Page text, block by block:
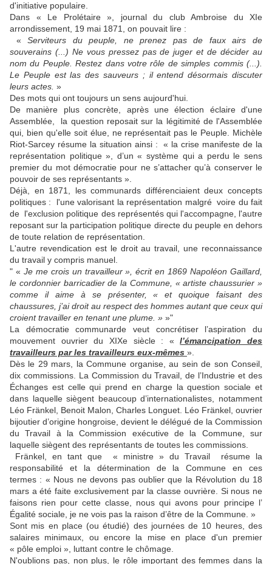
d'initiative populaire.
Dans « Le Prolétaire », journal du club Ambroise du XIe
arrondissement, 19 mai 1871, on pouvait lire :
«Serviteurs du peuple, ne prenez pas de faux airs de
souverains (...) Ne vous pressez pas de juger et de décider au
nom du Peuple. Restez dans votre rôle de simples commis (...).
Le Peuple est las des sauveurs ; il entend désormais discuter
leurs actes. »
Des mots qui ont toujours un sens aujourd'hui.
De manière plus concrète, après une élection éclaire d'une
Assemblée, la question reposait sur la légitimité de l'Assemblée
qui, bien qu'elle soit élue, ne représentait pas le Peuple. Michèle
Riot-Sarcey résume la situation ainsi : « la crise manifeste de la
représentation politique », d’un « système qui a perdu le sens
premier du mot démocratie pour ne s’attacher qu’à conserver le
pouvoir de ses représentants ».
Déjà, en 1871, les communards différenciaient deux concepts
politiques : l'une valorisant la représentation malgré ­ voire du fait
de ­ l'exclusion politique des représentés qui l'accompagne, l'autre
reposant sur la participation politique directe du peuple en dehors
de toute relation de représentation.
L'autre revendication est le droit au travail, une reconnaissance
du travail y compris manuel.
" « Je me crois un travailleur », écrit en 1869 Napoléon Gaillard,
le cordonnier barricadier de la Commune, « artiste chaussurier »
comme il aime à se présenter, « et quoique faisant des
chaussures, j’ai droit au respect des hommes autant que ceux qui
croient travailler en tenant une plume. » »"
La démocratie communarde veut concrétiser l’aspiration du
mouvement ouvrier du XIXe siècle : «l’émancipation des
travailleurs par les travailleurs eux-mêmes ».
Dès le 29 mars, la Commune organise, au sein de son Conseil,
dix commissions. La Commission du Travail, de l’Industrie et des
Échanges est celle qui prend en charge la question sociale et
dans laquelle siègent beaucoup d’internationalistes, notamment
Léo Fränkel, Benoit Malon, Charles Longuet. Léo Fränkel, ouvrier
bijoutier d’origine hongroise, devient le délégué de la Commission
du Travail à la Commission exécutive de la Commune, sur
laquelle siègent des représentants de toutes les commissions.
Fränkel, en tant que « ministre » du Travail résume la
responsabilité et la détermination de la Commune en ces
termes : « Nous ne devons pas oublier que la Révolution du 18
mars a été faite exclusivement par la classe ouvrière. Si nous ne
faisons rien pour cette classe, nous qui avons pour principe l’
Égalité sociale, je ne vois pas la raison d’être de la Commune. »
Sont mis en place (ou étudié) des journées de 10 heures, des
salaires minimaux, ou encore la mise en place d'un premier
« pôle emploi », luttant contre le chômage.
N'oublions pas, non plus, le rôle important des femmes dans la